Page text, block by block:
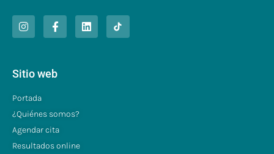
Sitio web
Portada
¿Quiénes somos?
Agendar cita
Resultados online